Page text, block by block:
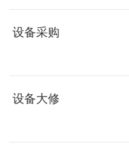
设备采购
设备大修